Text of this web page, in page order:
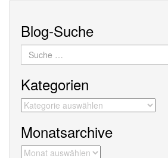
Blog-Suche
Suche
nach:
Kategorien
Kategorien
Monatsarchive
Monatsarchive